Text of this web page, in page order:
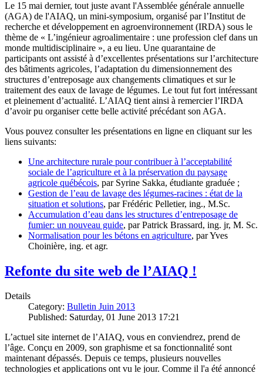
Le 15 mai dernier, tout juste avant l'Assemblée générale annuelle
(AGA) de l'AIAQ, un mini-symposium, organisé par l’Institut de
recherche et développement en agroenvironnement (IRDA) sous le
thème de « L’ingénieur agroalimentaire : une profession clef dans un
monde multidisciplinaire », a eu lieu. Une quarantaine de
participants ont assisté à d’excellentes présentations sur l’architecture
des bâtiments agricoles, l’adaptation du dimensionnement des
structures d’entreposage aux changements climatiques et sur le
traitement des eaux de lavage de légumes. Le tout fut fort intéressant
et pleinement d’actualité. L’AIAQ tient ainsi à remercier l’IRDA
d’avoir pu organiser cette belle activité précédant son AGA.
Vous pouvez consulter les présentations en ligne en cliquant sur les
liens suivants:
Une architecture rurale pour contribuer à l’acceptabilité
sociale de l’agriculture et à la préservation du paysage
agricole québécois, par Syrine Sakka, étudiante graduée ;
Gestion de l’eau de lavage des légumes-racines : état de la
situation et solutions, par Frédéric Pelletier, ing., M.Sc.
Accumulation d’eau dans les structures d’entreposage de
fumier: un nouveau guide, par Patrick Brassard, ing. jr, M. Sc.
Normalisation pour les bétons en agriculture, par Yves
Choinière, ing. et agr.
Refonte du site web de l’AIAQ !
Details
Category: Bulletin Juin 2013
Published: Saturday, 01 June 2013 17:21
L’actuel site internet de l’AIAQ, vous en conviendrez, prend de
l’âge. Conçu en 2009, son graphisme et sa fonctionnalité sont
maintenant dépassés. Depuis ce temps, plusieurs nouvelles
technologies et applications ont vu le jour. Comme il l'a été annoncé